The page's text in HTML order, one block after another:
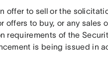
offer to sell or the
offers to buy, or any sales
requirements of the
is being issued in